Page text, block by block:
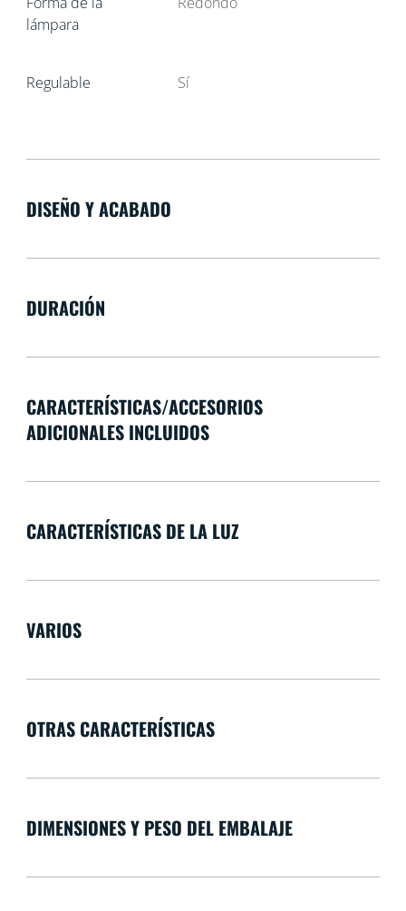
lámpara
Regulable Sí
DISEÑO Y ACABADO
DURACIÓN
CARACTERÍSTICAS/ACCESORIOS
ADICIONALES INCLUIDOS
CARACTERÍSTICAS DE LA LUZ
VARIOS
OTRAS CARACTERÍSTICAS
DIMENSIONES Y PESO DEL EMBALAJE